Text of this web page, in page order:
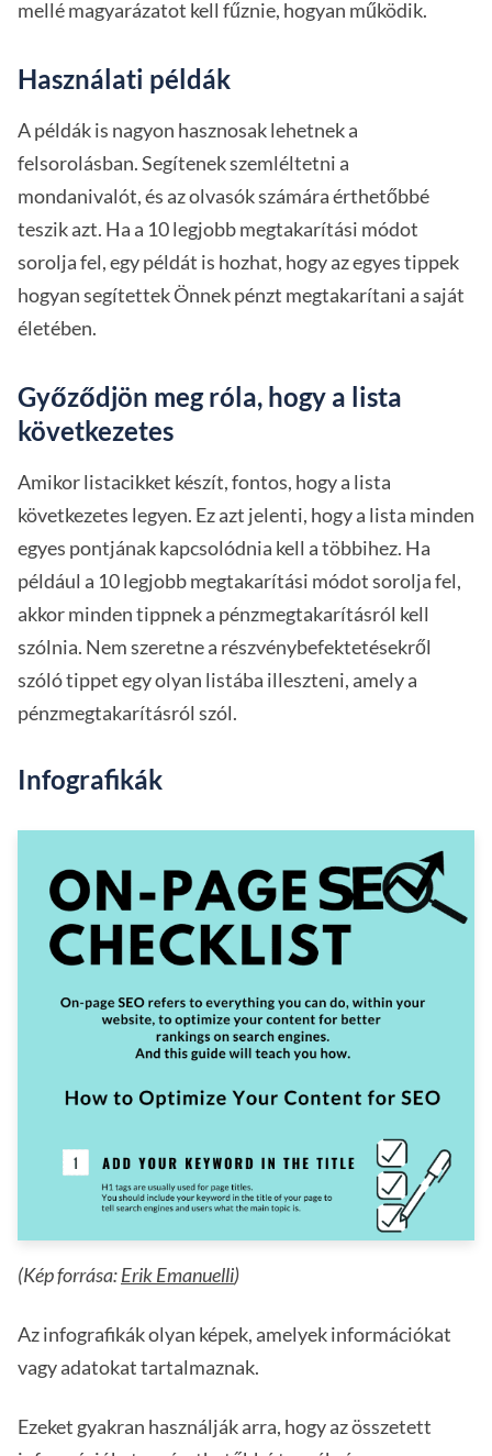
mellé magyarázatot kell fűznie, hogyan működik.
Használati példák
A példák is nagyon hasznosak lehetnek a
felsorolásban. Segítenek szemléltetni a
mondanivalót, és az olvasók számára érthetőbbé
teszik azt. Ha a 10 legjobb megtakarítási módot
sorolja fel, egy példát is hozhat, hogy az egyes tippek
hogyan segítettek Önnek pénzt megtakarítani a saját
életében.
Győződjön meg róla, hogy a lista
következetes
Amikor listacikket készít, fontos, hogy a lista
következetes legyen. Ez azt jelenti, hogy a lista minden
egyes pontjának kapcsolódnia kell a többihez. Ha
például a 10 legjobb megtakarítási módot sorolja fel,
akkor minden tippnek a pénzmegtakarításról kell
szólnia. Nem szeretne a részvénybefektetésekről
szóló tippet egy olyan listába illeszteni, amely a
pénzmegtakarításról szól.
Infografikák
(Kép forrása:Erik Emanuelli)
Az infografikák olyan képek, amelyek információkat
vagy adatokat tartalmaznak.
Ezeket gyakran használják arra, hogy az összetett